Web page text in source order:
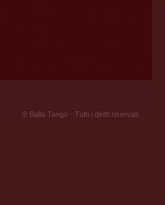
® Balla Tango - Tutti i diritti riservati